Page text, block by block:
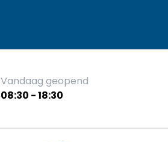
Vandaag geopend
08:30 - 18:30